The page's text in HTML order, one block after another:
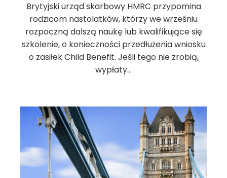
Brytyjski urząd skarbowy HMRC przypomina
rodzicom nastolatków, którzy we wrześniu
rozpoczną dalszą naukę lub kwalifikujące się
szkolenie, o konieczności przedłużenia wniosku
o zasiłek Child Benefit. Jeśli tego nie zrobią,
wypłaty…